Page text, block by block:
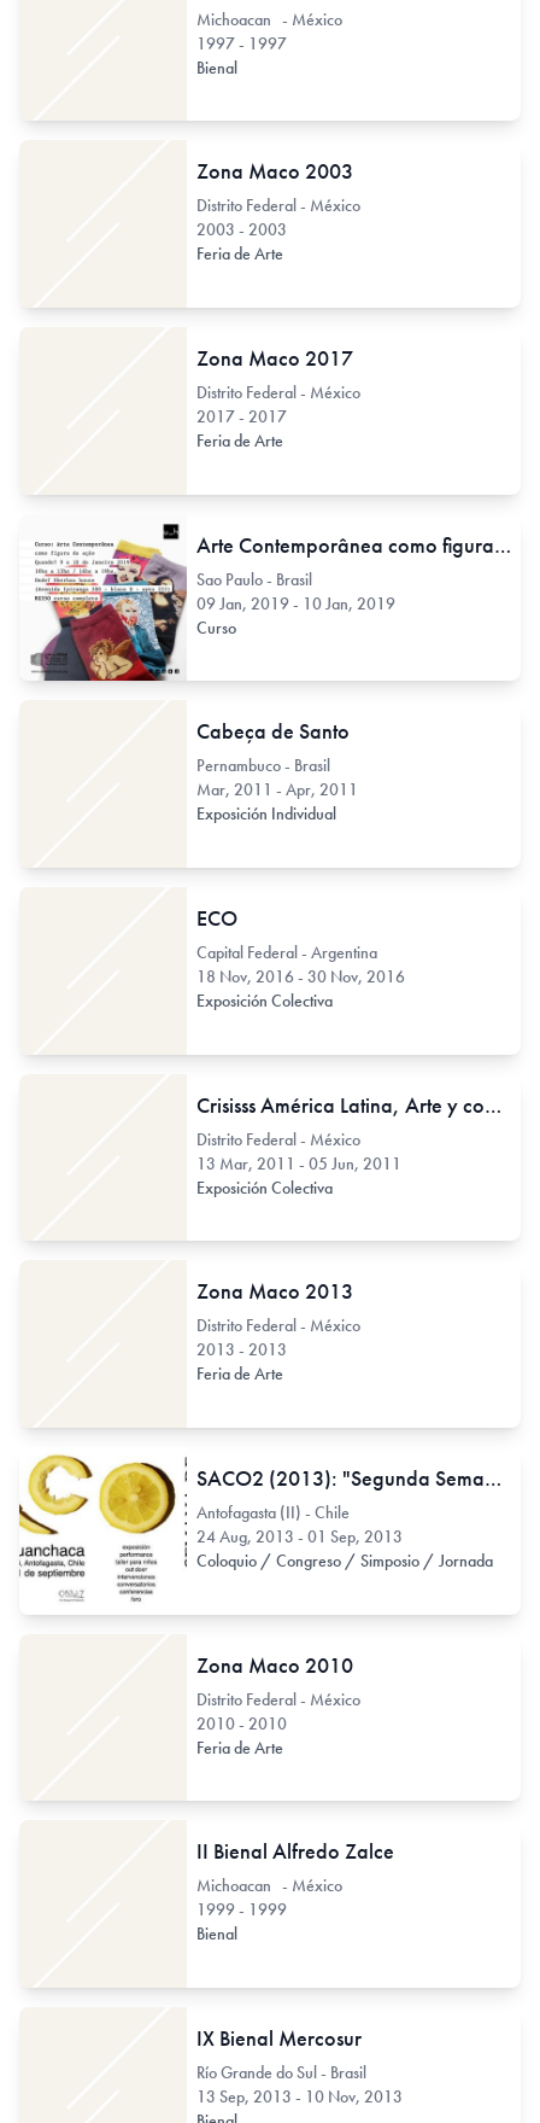
Michoacan - México
1997 - 1997
Bienal
Zona Maco 2003
Distrito Federal - México
2003 - 2003
Feria de Arte
Zona Maco 2017
Distrito Federal - México
2017 - 2017
Feria de Arte
Arte Contemporânea como figura de ação
Sao Paulo - Brasil
09 Jan, 2019 - 10 Jan, 2019
Curso
Cabeça de Santo
Pernambuco - Brasil
Mar, 2011 - Apr, 2011
Exposición Individual
ECO
Capital Federal - Argentina
18 Nov, 2016 - 30 Nov, 2016
Exposición Colectiva
Crisisss América Latina, Arte y confrontación. 1910-2010
Distrito Federal - México
13 Mar, 2011 - 05 Jun, 2011
Exposición Colectiva
Zona Maco 2013
Distrito Federal - México
2013 - 2013
Feria de Arte
SACO2 (2013): "Segunda Semana de Arte Contemporáneo"
Antofagasta (II) - Chile
24 Aug, 2013 - 01 Sep, 2013
Coloquio / Congreso / Simposio / Jornada
Zona Maco 2010
Distrito Federal - México
2010 - 2010
Feria de Arte
II Bienal Alfredo Zalce
Michoacan - México
1999 - 1999
Bienal
IX Bienal Mercosur
Río Grande do Sul - Brasil
13 Sep, 2013 - 10 Nov, 2013